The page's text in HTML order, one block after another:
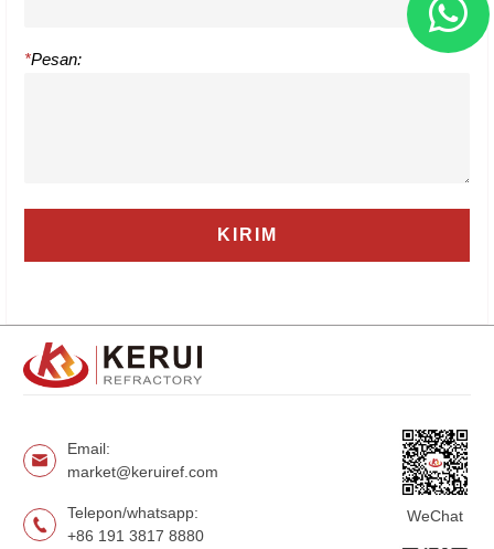
*Pesan:
Email:
market@keruiref.com
Telepon/whatsapp:
+86 191 3817 8880
WeChat